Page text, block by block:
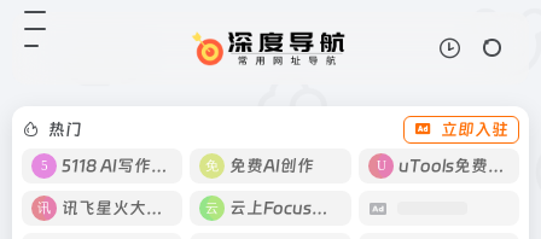
热门
立即入驻
5118 AI写作工具
免费AI创作 uTools免费工具箱
讯飞星火大模型 云上Focus接码
GLIF(全球光网络基础设施)
际性虚拟组织是一个促进科研领域光
网络发展的国际性虚拟组织